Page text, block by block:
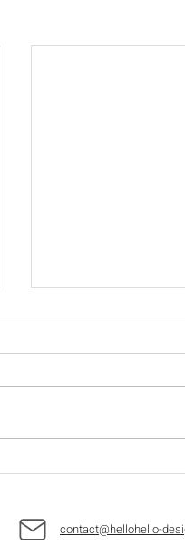
contact@hellohello-